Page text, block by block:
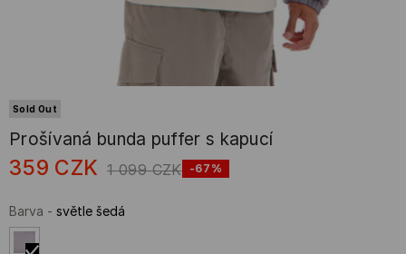
Sold Out
Prošívaná bunda puffer s kapucí
359 CZK 1 099 CZK -67%
Barva - světle šedá